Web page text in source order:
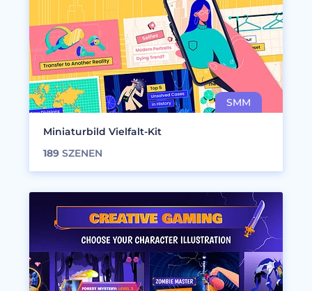
Miniaturbild Vielfalt-Kit
189 SZENEN